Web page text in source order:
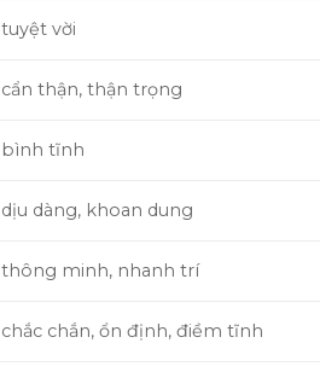
tuyệt vời
cẩn thận, thận trọng
bình tĩnh
dịu dàng, khoan dung
thông minh, nhanh trí
chắc chắn, ổn định, điềm tĩnh